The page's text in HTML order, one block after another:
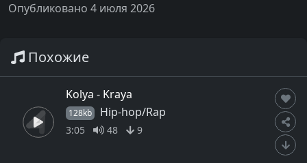
Опубликовано 4 июля 2026
Похожие
Kolya - Kraya
128kb Hip-hop/Rap
3:05 48 9